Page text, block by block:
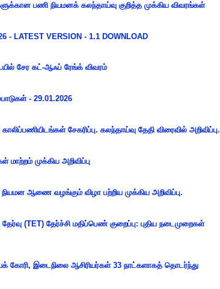
பணி நியமனக் கலந்தாய்வு குறித்த முக்கிய விவரங்கள்
- LATEST VERSION - 1.1 DOWNLOAD
சேர கட்-ஆஃப் ரேங்க் விவரம்
- 29.01.2026
சேகரிப்பு. கலந்தாய்வு தேதி விரைவில் அறிவிப்பு.
மாற்றம் முக்கிய அறிவிப்பு
நியமன ஆணை வழங்கும் விழா பற்றிய முக்கிய அறிவிப்பு.
(TET) தேர்ச்சி மதிப்பெண் குறைப்பு: புதிய நடைமுறைகள்
இடைநிலை ஆசிரியர்கள் 33 நாட்களாகத் தொடர்ந்து